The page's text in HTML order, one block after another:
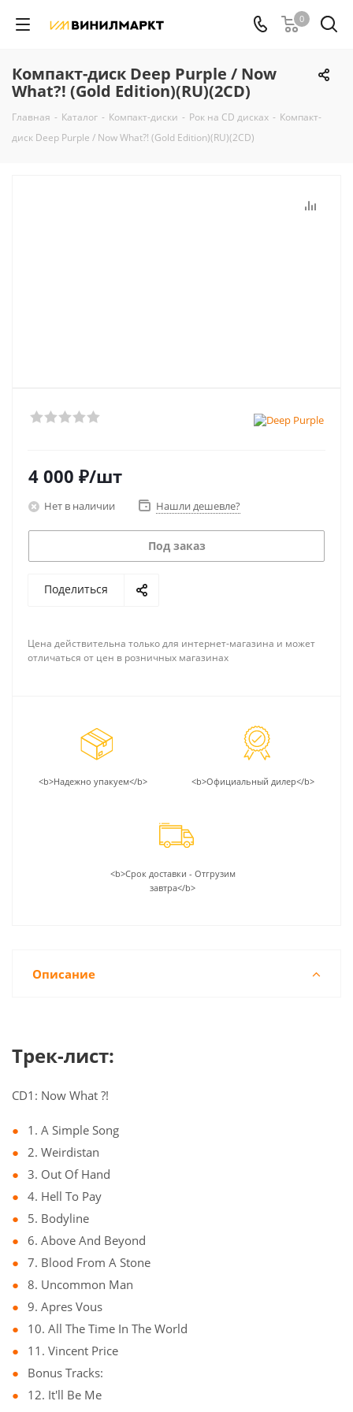
0
Компакт-диск Deep Purple / Now
What?! (Gold Edition)(RU)(2CD)
Главная - Каталог - Компакт-диски - Рок на CD дисках - Компакт-
диск Deep Purple / Now What?! (Gold Edition)(RU)(2CD)
4 000 ₽/шт
Нет в наличии Нашли дешевле?
Под заказ
Поделиться
Цена действительна только для интернет-магазина и может
отличаться от цен в розничных магазинах
<b>Надежно упакуем</b> <b>Официальный дилер</b>
<b>Срок доставки - Отгрузим
завтра</b>
Описание
Трек-лист:
CD1: Now What ?!
1. A Simple Song
2. Weirdistan
3. Out Of Hand
4. Hell To Pay
5. Bodyline
6. Above And Beyond
7. Blood From A Stone
8. Uncommon Man
9. Apres Vous
10. All The Time In The World
11. Vincent Price
Bonus Tracks:
12. It'll Be Me